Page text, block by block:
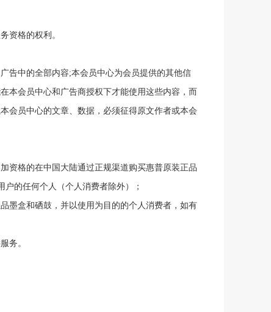
资格的权利。
告中的全部内容;本会员中心为会员提供的其他信
本会员中心和广告商授权下才能使用这些内容，而
会员中心的文章、数据，必须征得原文作者或本会
资格的在中国大陆通过正规渠道购买惠普原装正品
户的任何个人（个人消费者除外）；
墨盒和硒鼓，并以使用为目的的个人消费者，如有
务。